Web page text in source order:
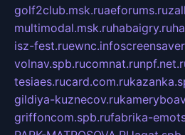
golf2club.msk.ruaeforums.ru
multimodal.msk.ruhabaigry.ru
isz-fest.ruewnc.info
volnav.spb.rucomnat.ru
tesiaes.rucard.com.ru
gildiya-kuznecov.ru
griffoncom.spb.rufabrika-